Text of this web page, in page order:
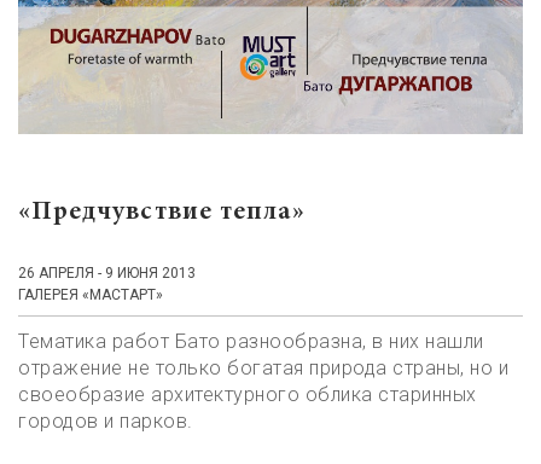
«Предчувствие тепла»
26 АПРЕЛЯ - 9 ИЮНЯ 2013
ГАЛЕРЕЯ «МАСТАРТ»
Тематика работ Бато разнообразна, в них нашли
отражение не только богатая природа страны, но и
своеобразие архитектурного облика старинных
городов и парков.